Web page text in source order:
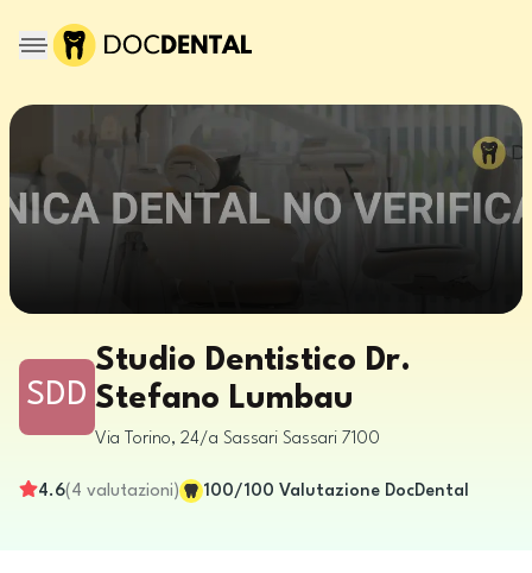
SDD
Studio Dentistico Dr.
Stefano Lumbau
Via Torino, 24/a Sassari Sassari 7100
4.6( 4 valutazioni) 100/100 Valutazione DocDental